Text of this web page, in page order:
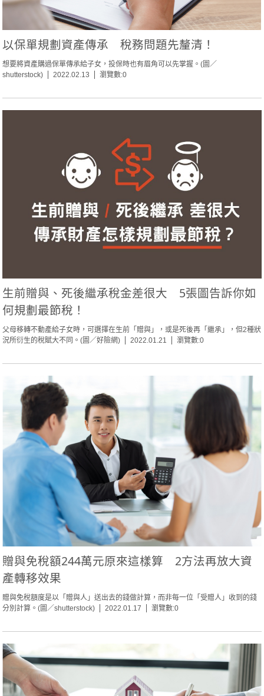
以保單規劃資產傳承 稅務問題先釐清！
想要將資產購過保單傳承給子女，投保時也有眉角可以先掌握。(圖／
shutterstock)
2022.02.13 瀏覽數:0
生前贈與、死後繼承稅金差很大 5張圖告訴你如
何規劃最節稅！
父母移轉不動產給子女時，可選擇在生前「贈與」，或是死後再「繼承」，但2種狀
況所衍生的稅賦大不同。(圖／好險網)
2022.01.21 瀏覽數:0
贈與免稅額244萬元原來這樣算 2方法再放大資
產轉移效果
贈與免稅額度是以「贈與人」送出去的錢做計算，而非每一位「受贈人」收到的錢
分別計算。(圖／shutterstock)
2022.01.17 瀏覽數:0